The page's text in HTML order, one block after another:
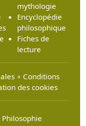
mythologie
Encyclopédie
philosophique
Fiches de
lecture
∘ Conditions
des cookies